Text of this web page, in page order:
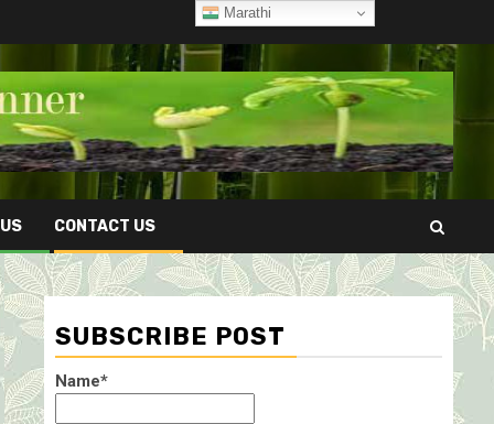
CONTACT US
SUBSCRIBE POST
Name*
Marathi